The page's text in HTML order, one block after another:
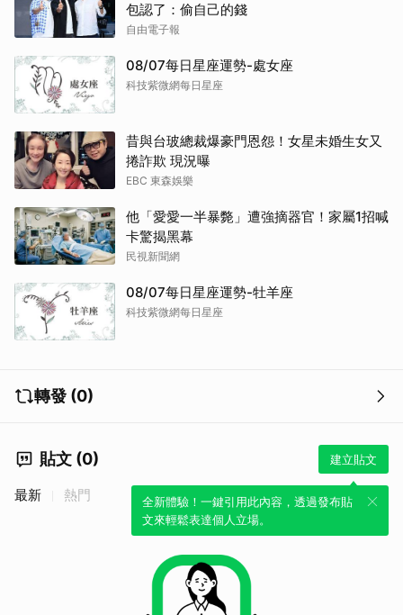
包認了：偷自己的錢
自由電子報
08/07每日星座運勢-處女座
科技紫微網每日星座
昔與台玻總裁爆豪門恩怨！女星未婚生女又
捲詐欺 現況曝
EBC 東森娛樂
他「愛愛一半暴斃」遭強摘器官！家屬1招喊
卡驚揭黑幕
民視新聞網
08/07每日星座運勢-牡羊座
科技紫微網每日星座
轉發 (0)
貼文 (0) 建立貼文
全新體驗！一鍵引用此內容，透過發布貼
文來輕鬆表達個人立場。
最新 熱門